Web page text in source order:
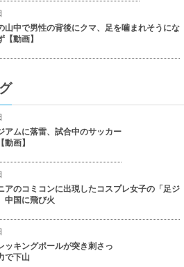
山中で男性の背後にクマ、足を噛まれそうにな
【動画】
アムに落雷、試合中のサッカー
画】
アのコミコンに出現したコスプレ女子の「足ジ
中国に飛び火
ッキングポールが突き刺さっ
で下山